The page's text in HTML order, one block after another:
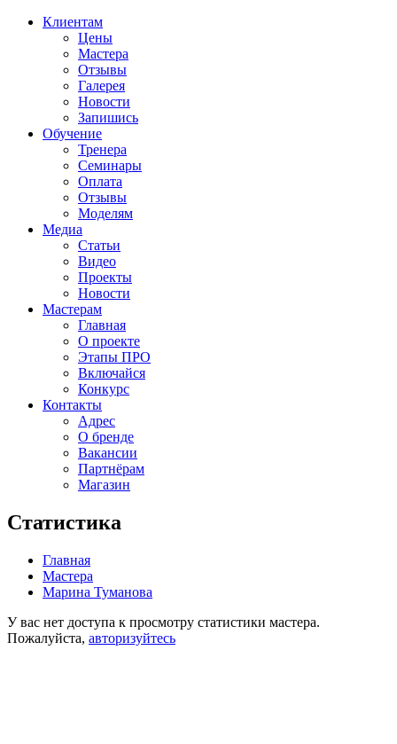
Клиентам
Цены
Мастера
Отзывы
Галерея
Новости
Запишись
Обучение
Тренера
Семинары
Оплата
Отзывы
Моделям
Медиа
Статьи
Видео
Проекты
Новости
Мастерам
Главная
О проекте
Этапы ПРО
Включайся
Конкурс
Контакты
Адрес
О бренде
Вакансии
Партнёрам
Магазин
Статистика
Главная
Мастера
Марина Туманова
У вас нет доступа к просмотру статистики мастера.
Пожалуйста, авторизуйтесь